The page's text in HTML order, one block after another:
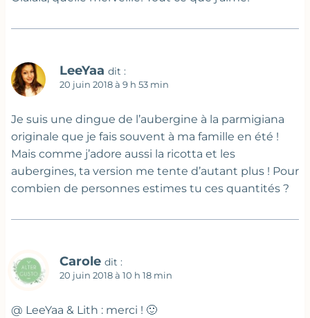
LeeYaa dit :
20 juin 2018 à 9 h 53 min
Je suis une dingue de l’aubergine à la parmigiana
originale que je fais souvent à ma famille en été !
Mais comme j’adore aussi la ricotta et les
aubergines, ta version me tente d’autant plus ! Pour
combien de personnes estimes tu ces quantités ?
Carole dit :
20 juin 2018 à 10 h 18 min
@ LeeYaa & Lith : merci ! 🙂